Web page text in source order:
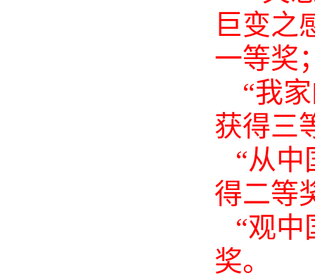
巨变之
一等奖
“我家
获得三
“从中
得二等
“观中
奖